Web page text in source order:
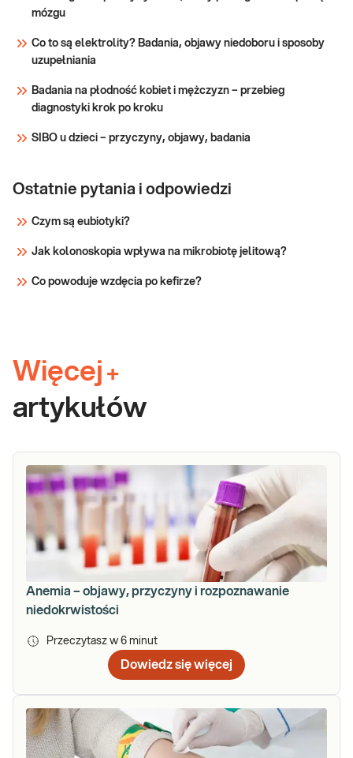
mózgu
Co to są elektrolity? Badania, objawy niedoboru i sposoby
uzupełniania
Badania na płodność kobiet i mężczyzn – przebieg
diagnostyki krok po kroku
SIBO u dzieci – przyczyny, objawy, badania
Ostatnie pytania i odpowiedzi
Czym są eubiotyki?
Jak kolonoskopia wpływa na mikrobiotę jelitową?
Co powoduje wzdęcia po kefirze?
Więcej +
artykułów
Anemia – objawy, przyczyny i rozpoznawanie
niedokrwistości
Przeczytasz w 6 minut
Dowiedz się więcej